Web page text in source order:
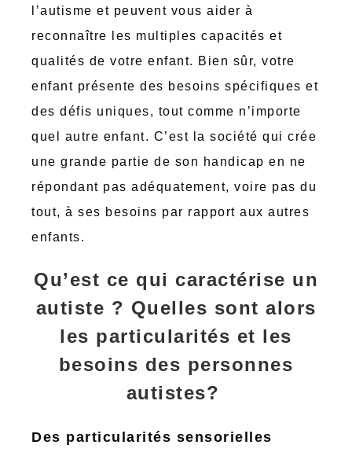
l’autisme et peuvent vous aider à
reconnaître les multiples capacités et
qualités de votre enfant. Bien sûr, votre
enfant présente des besoins spécifiques et
des défis uniques, tout comme n’importe
quel autre enfant. C’est la société qui crée
une grande partie de son handicap en ne
répondant pas adéquatement, voire pas du
tout, à ses besoins par rapport aux autres
enfants.
Qu’est ce qui caractérise un
autiste ? Quelles sont alors
les particularités et les
besoins des personnes
autistes?
Des particularités sensorielles